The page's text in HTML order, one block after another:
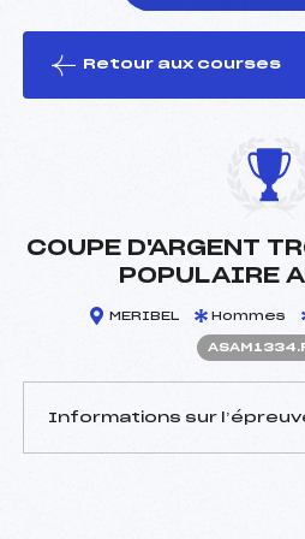
le ski
Retour aux courses
COUPE D'ARGENT
POPULAIRE
MERIBEL Hommes
Informations sur